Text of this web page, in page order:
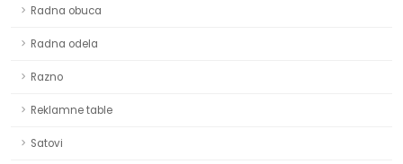
Radna obuca
Radna odela
Razno
Reklamne table
Satovi